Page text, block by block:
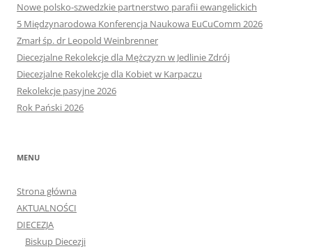
Nowe polsko-szwedzkie partnerstwo parafii ewangelickich
5 Międzynarodowa Konferencja Naukowa EuCuComm 2026
Zmarł śp. dr Leopold Weinbrenner
Diecezjalne Rekolekcje dla Mężczyzn w Jedlinie Zdrój
Diecezjalne Rekolekcje dla Kobiet w Karpaczu
Rekolekcje pasyjne 2026
Rok Pański 2026
MENU
Strona główna
AKTUALNOŚCI
DIECEZJA
Biskup Diecezji